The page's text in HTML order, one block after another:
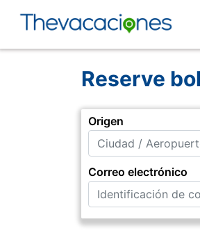
Reserve
Origen
Correo electrónico